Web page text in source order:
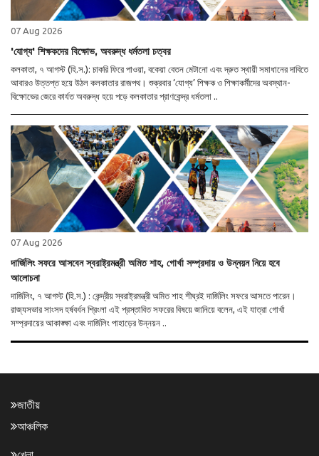
07 Aug 2026
'যোগ্য' শিক্ষকদের বিক্ষোভ, অবরুদ্ধ ধর্মতলা চত্বর
কলকাতা, ৭ আগস্ট (হি.স.): চাকরি ফিরে পাওয়া, বকেয়া বেতন মেটানো এবং দ্রুত স্থায়ী সমাধানের দাবিতে
আবারও উত্তপ্ত হয়ে উঠল কলকাতার রাজপথ। শুক্রবার ‘যোগ্য’ শিক্ষক ও শিক্ষাকর্মীদের অবস্থান-
বিক্ষোভের জেরে কার্যত অবরুদ্ধ হয়ে পড়ে কলকাতার প্রাণকেন্দ্র ধর্মতলা ..
07 Aug 2026
দার্জিলিং সফরে আসবেন স্বরাষ্ট্রমন্ত্রী অমিত শাহ, গোর্খা সম্প্রদায় ও উন্নয়ন নিয়ে হবে
আলোচনা
দার্জিলিং, ৭ আগস্ট (হি.স.) : কেন্দ্রীয় স্বরাষ্ট্রমন্ত্রী অমিত শাহ শীঘ্রই দার্জিলিং সফরে আসতে পারেন।
রাজ্যসভার সাংসদ হর্ষবর্ধন শ্রিংলা এই প্রস্তাবিত সফরের বিষয়ে জানিয়ে বলেন, এই যাত্রা গোর্খা
সম্প্রদায়ের আকাঙ্ক্ষা এবং দার্জিলিং পাহাড়ের উন্নয়ন ..
জাতীয়
আঞ্চলিক